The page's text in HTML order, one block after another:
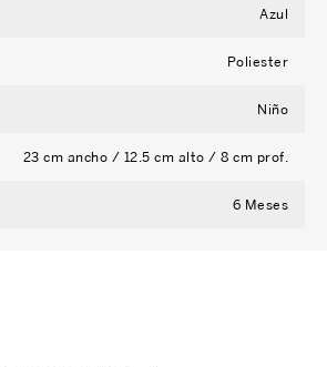
Azul
Poliester
Niño
23 cm ancho / 12.5 cm alto / 8 cm prof.
6 Meses